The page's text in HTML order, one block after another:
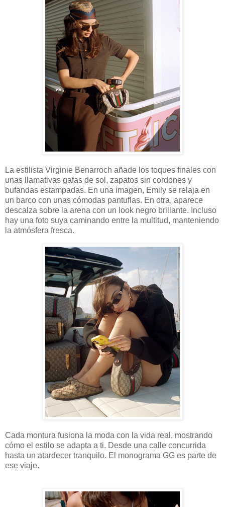
La estilista Virginie Benarroch añade los toques finales con
unas llamativas gafas de sol, zapatos sin cordones y
bufandas estampadas. En una imagen, Emily se relaja en
un barco con unas cómodas pantuflas. En otra, aparece
descalza sobre la arena con un look negro brillante. Incluso
hay una foto suya caminando entre la multitud, manteniendo
la atmósfera fresca.
Cada montura fusiona la moda con la vida real, mostrando
cómo el estilo se adapta a ti. Desde una calle concurrida
hasta un atardecer tranquilo. El monograma GG es parte de
ese viaje.